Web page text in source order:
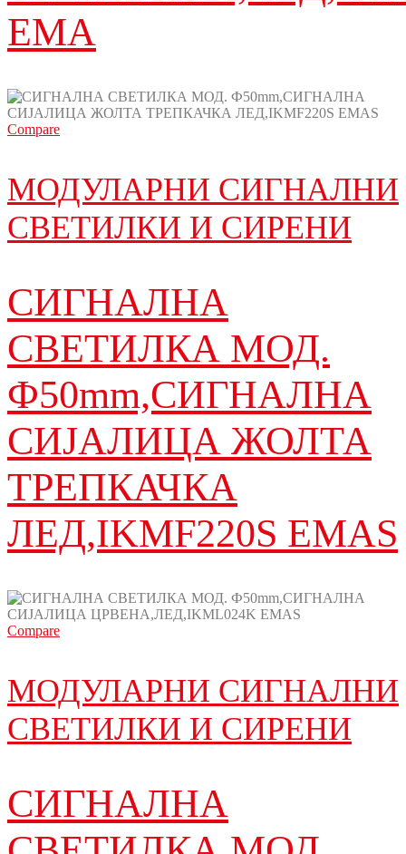
EMA
Compare
МОДУЛАРНИ СИГНАЛНИ
СВЕТИЛКИ И СИРЕНИ
СИГНАЛНА
СВЕТИЛКА МОД.
Ф50mm,СИГНАЛНА
СИЈАЛИЦА ЖОЛТА
ТРЕПКАЧКА
ЛЕД,IKMF220S EMAS
Compare
МОДУЛАРНИ СИГНАЛНИ
СВЕТИЛКИ И СИРЕНИ
СИГНАЛНА